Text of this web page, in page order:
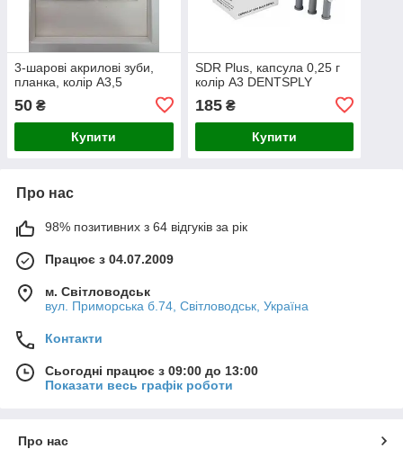
3-шарові акрилові зуби,
планка, колір А3,5
50 ₴
Купити
SDR Plus, капсула 0,25 г
колір А3 DENTSPLY
185₴
Купити
Про нас
98% позитивних з 64 відгуків за рік
Працює з 04.07.2009
м. Світловодськ
вул. Приморська б.74, Світловодськ, Україна
Контакти
Сьогодні працює з 09:00 до 13:00
Показати весь графік роботи
Про нас